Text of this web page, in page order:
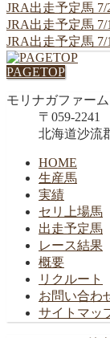
JRA出走予定馬 7/
JRA出走予定馬 7/
JRA出走予定馬 7/
PAGETOP
モリナガファーム
〒059-2241
北海道沙流
HOME
生産馬
実績
セリ上場馬
出走予定馬
レース結果
概要
リクルート
お問い合わ
サイトマッ